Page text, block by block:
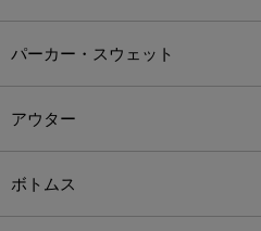
パーカー・スウェット
アウター
ボトムス